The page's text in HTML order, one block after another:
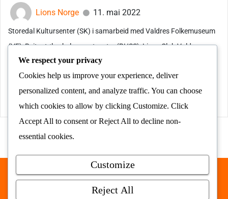
Lions Norge 11. mai 2022
Storedal Kultursenter (SK) i samarbeid med Valdres Folkemuseum
(VF), Beitostølen helsesportsenter (BHSS), Lions Club Valdres
(LCV) og Valdres Natur- og...
Les mer
We respect your privacy
Cookies help us improve your experience, deliver
personalized content, and analyze traffic. You can choose
which cookies to allow by clicking Customize. Click
Accept All to consent orReject All to decline non-
essential cookies.
Customize
Reject All